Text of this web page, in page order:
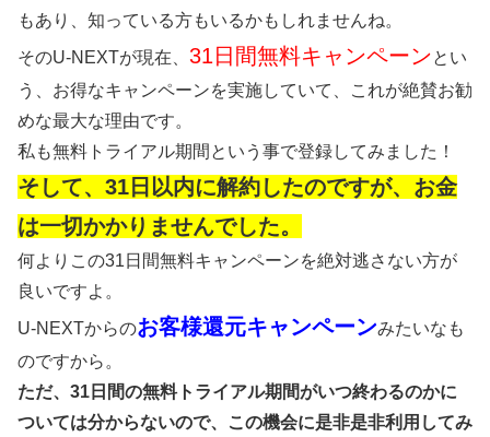
もあり、知っている方もいるかもしれませんね。
そのU-NEXTが現在、 31日間無料キャンペーンとい
う、お得なキャンペーンを実施していて、これが絶賛お勧
めな最大な理由です。
私も無料トライアル期間という事で登録してみました！
そして、31日以内に解約したのですが、お金
は一切かかりませんでした。
何よりこの31日間無料キャンペーンを絶対逃さない方が
良いですよ。
U-NEXTからのお客様還元キャンペーンみたいなも
のですから。
ただ、31日間の無料トライアル期間がいつ終わるのかに
ついては分からないので、この機会に是非是非利用してみ